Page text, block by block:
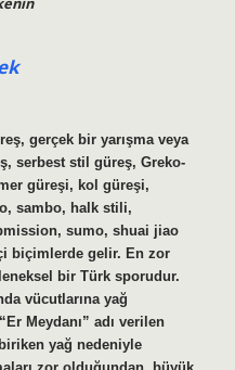
gerçek bir yarışma veya
serbest stil güreş, Greko-
güreşi, kol güreşi,
sambo, halk stili,
sumo, shuai jiao
biçimlerde gelir. En zor
bir Türk sporudur.
vücutlarına yağ
Meydanı” adı verilen
yağ nedeniyle